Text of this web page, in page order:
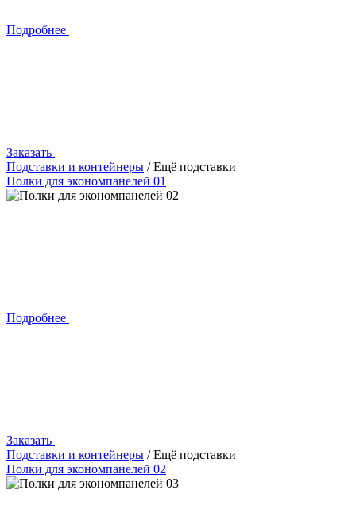
Подробнее
Заказать
Подставки и контейнеры / Ещё подставки
Полки для экономпанелей 01
Подробнее
Заказать
Подставки и контейнеры / Ещё подставки
Полки для экономпанелей 02